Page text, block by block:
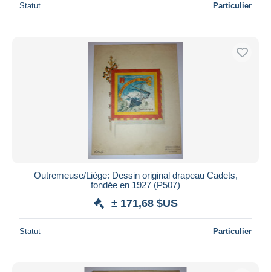
Statut Particulier
Outremeuse/Liège: Dessin original drapeau Cadets,
fondée en 1927 (P507)
± 171,68 $US
Statut Particulier